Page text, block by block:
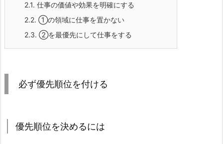
2.1. 仕事の価値や効果を明確にする
2.2. ①の領域に仕事を置かない
2.3. ②を最優先にして仕事をする
必ず優先順位を付ける
優先順位を決めるには